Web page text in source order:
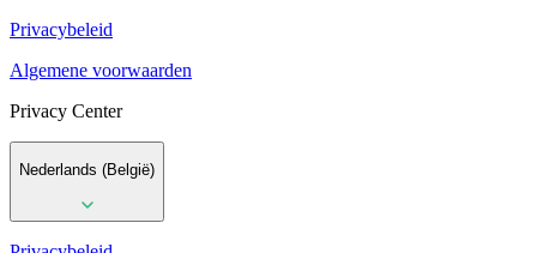
Privacybeleid
Algemene voorwaarden
Privacy Center
Nederlands (België)